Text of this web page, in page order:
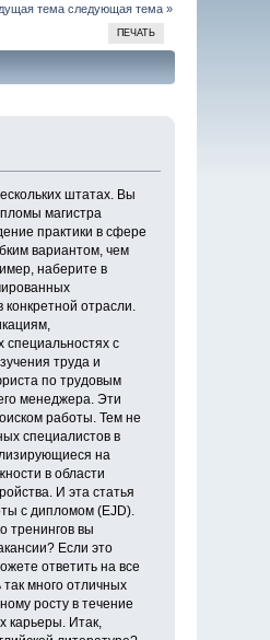
тема следующая тема »
ПЕЧАТЬ
штатах. Вы
магистра
практики в сфере
вариантом, чем
наберите в
отрасли.
специальностях с
труда и
по трудовым
менеджера. Эти
работы. Тем не
специалистов в
на
в области
И эта статья
с дипломом (EJD).
тренингов вы
Если это
ответить на все
много отличных
росту в течение
карьеры. Итак,